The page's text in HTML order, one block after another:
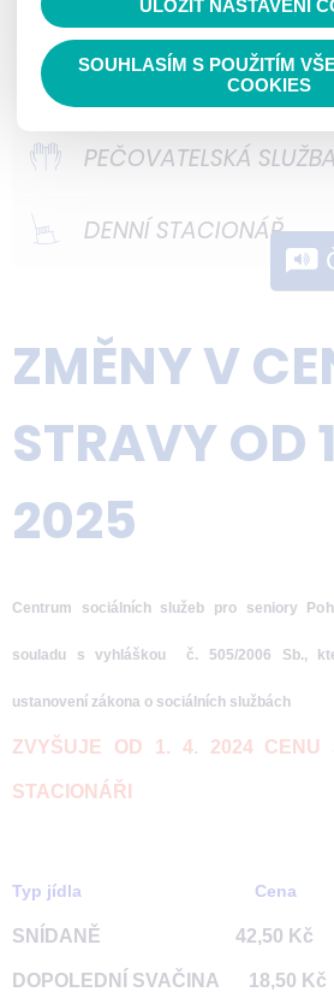
ODLEHČOVACÍ SLUŽBY
DOMOVY PRO OSOBY
ZDRAVOTNÍM
PEČOVATELSKÁ SLUŽBA
DENNÍ STACIONÁŘ
ZMĚNY V
STRAVY OD
2025
Centrum sociálních služeb pro seniory
souladu s vyhláškou č. 505/2006 Sb.,
ustanovení zákona o sociálních službách
ZVYŠUJE OD 1. 4. 2024 CENU
STACIONÁŘI
Typ jídla Cena
SNÍDANĚ 42,50 Kč
DOPOLEDNÍ SVAČINA 18,50 Kč
cookies není zapotřebí
není možné jej ani
nelze přiřadit
Proto nedokážeme
odkazy, prohlížené zboží
ULOŽIT NASTAVENÍ
SOUHLASÍM S POUŽITÍM
COOKIES